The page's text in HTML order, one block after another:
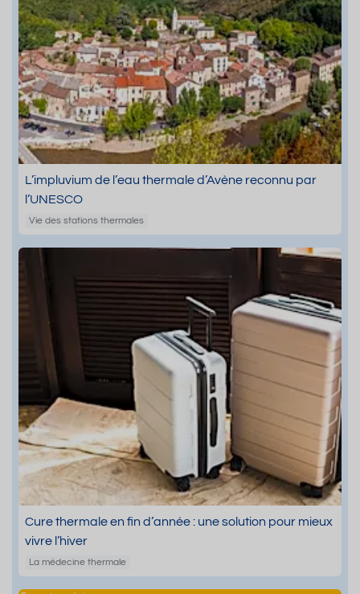
L’impluvium de l’eau thermale d’Avène reconnu par
l’UNESCO
Vie des stations thermales
Cure thermale en fin d’année : une solution pour mieux
vivre l’hiver
La médecine thermale